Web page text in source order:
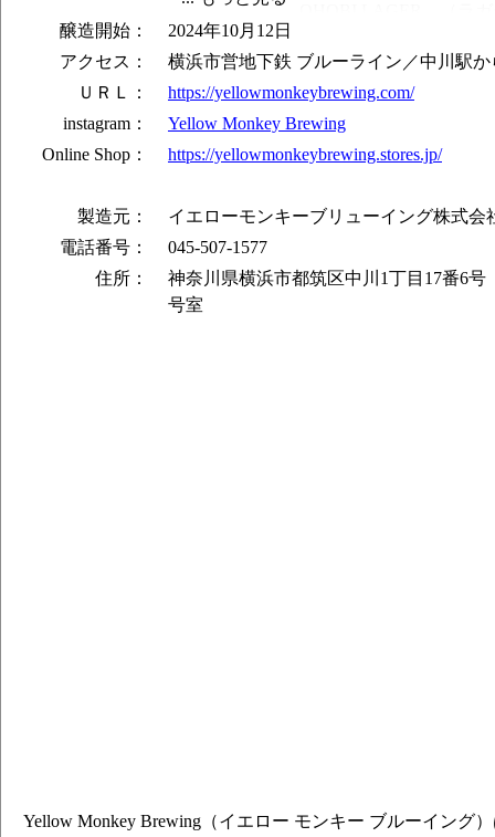
BREW < TIME GOHOBI LAGER （ラ
ハシルエール PROTOTYPE 1 （アメリ
エール）
Imperial Dandyism IPA （ブラック イン
Muscat Hazy （ヘイジー インディア ペ
三位一体 （ニュージーランド インデ
Summer Hazy （ヘイジー インディア ペ
KIWI IPA （フルーツ インディア ペー
Fresh Hop Dandyism Stout （スタウト）
Godzone Beat NZ Double IPA （ニュー
醸造開始：
2024年10月12日
アクセス：
横浜市営地下鉄 ブルーライン／中川駅か
ＵＲＬ：
https://yellowmonkeybrewing.com/
instagram：
Yellow Monkey Brewing
Online Shop：
https://yellowmonkeybrewing.stores.jp/
製造元：
イエローモンキーブリューイング株式会
電話番号：
045-507-1577
住所：
神奈川県横浜市都筑区中川1丁目17番6
号室
Yellow Monkey Brewing（イエロー モンキー ブルーイング